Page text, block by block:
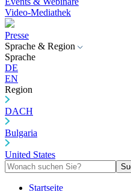
Video-Mediathek
Presse
Sprache & Region
Sprache
DE
EN
Region
DACH
Bulgaria
United States
Startseite